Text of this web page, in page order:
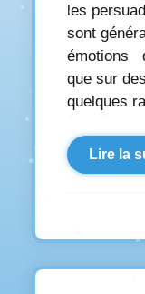
les
sont
émotions
que sur
quelques
Lire la